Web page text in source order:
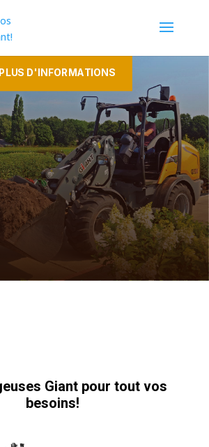
de chargeuses!
PLUS D'INFORMATIONS
Giant pour tout vos
besoins!